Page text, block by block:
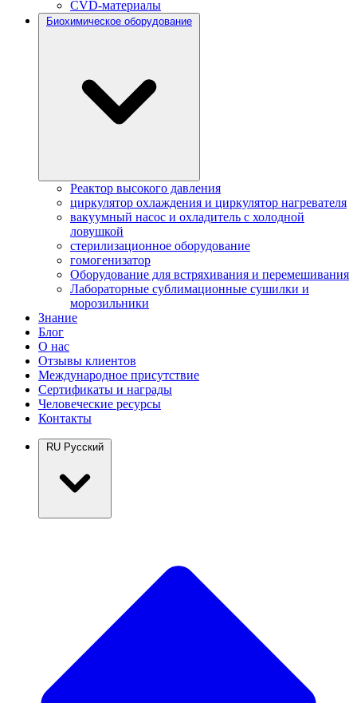
CVD-материалы
Биохимическое оборудование
Реактор высокого давления
циркулятор охлаждения и циркулятор нагревателя
вакуумный насос и охладитель с холодной
ловушкой
стерилизационное оборудование
гомогенизатор
Оборудование для встряхивания и перемешивания
Лабораторные сублимационные сушилки и
морозильники
Знание
Блог
О нас
Отзывы клиентов
Международное присутствие
Сертификаты и награды
Человеческие ресурсы
Контакты
RU Русский